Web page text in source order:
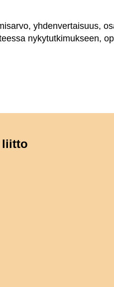
yhdenvertaisuus,
nykytutkimukseen,
liitto